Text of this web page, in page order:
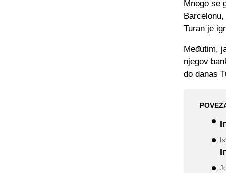
Mnogo se
Turan je
Međutim,
njegov
do danas